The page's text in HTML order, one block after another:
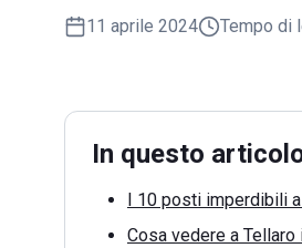
11 aprile 2024 Tempo di
In questo
I 10 posti imperdibili
Cosa vedere a Tellaro